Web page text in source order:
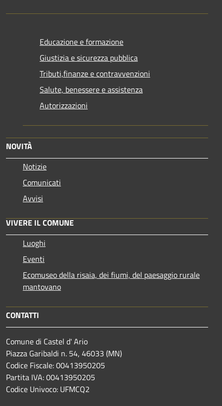
Educazione e formazione
Giustizia e sicurezza pubblica
Tributi,finanze e contravvenzioni
Salute, benessere e assistenza
Autorizzazioni
NOVITÀ
Notizie
Comunicati
Avvisi
VIVERE IL COMUNE
Luoghi
Eventi
Ecomuseo della risaia, dei fiumi, del paesaggio rurale
mantovano
CONTATTI
Comune di Castel d' Ario
Piazza Garibaldi n. 54, 46033 (MN)
Codice Fiscale: 00413950205
Partita IVA: 00413950205
Codice Univoco: UFMCQ2